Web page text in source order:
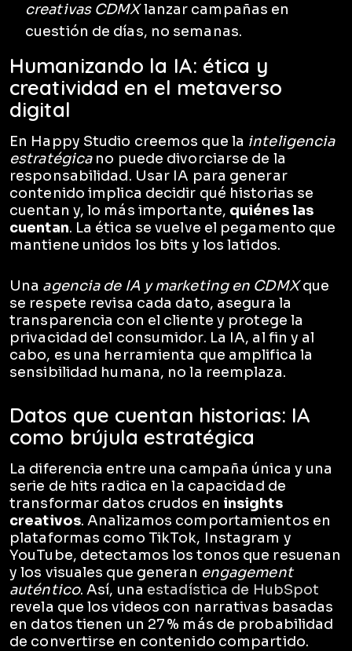
creativas CDMXlanzar campañas en
cuestión de días, no semanas.
Humanizando la IA: ética y
creatividad en el metaverso
digital
En Happy Studio creemos que la inteligencia
estratégicano puede divorciarse de la
responsabilidad. Usar IA para generar
contenido implica decidir qué historias se
cuentan y, lo más importante, quiénes las
cuentan. La ética se vuelve el pegamento que
mantiene unidos los bits y los latidos.
Una agencia de IA y marketing en CDMXque
se respete revisa cada dato, asegura la
transparencia con el cliente y protege la
privacidad del consumidor. La IA, al fin y al
cabo, es una herramienta que amplifica la
sensibilidad humana, no la reemplaza.
Datos que cuentan historias: IA
como brújula estratégica
La diferencia entre una campaña única y una
serie de hits radica en la capacidad de
transformar datos crudos en insights
creativos. Analizamos comportamientos en
plataformas como TikTok, Instagram y
YouTube, detectamos los tonos que resuenan
y los visuales que generan engagement
auténtico. Así, una estadística de HubSpot
revela que los videos con narrativas basadas
en datos tienen un 27 % más de probabilidad
de convertirse en contenido compartido.